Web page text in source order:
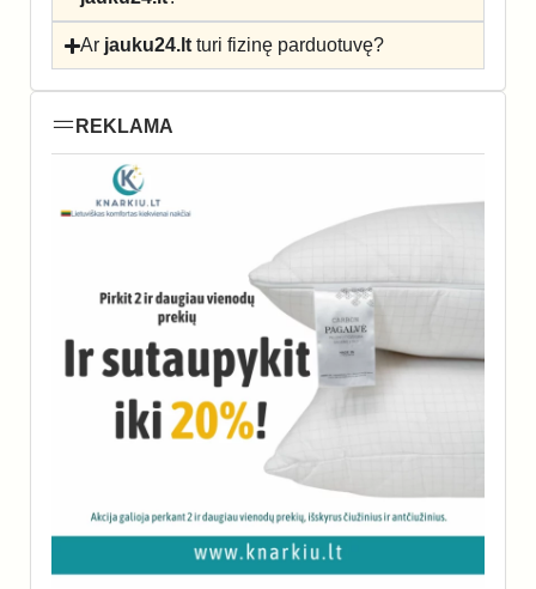
Ar jauku24.lt turi fizinę parduotuvę?
REKLAMA